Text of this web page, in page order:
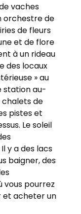
vaches
orchestre de
de fleurs
et de flore
à un rideau
des locaux
» au
station au-
chalets de
pistes et
Le soleil
y a des lacs
baigner, des
vous pourrez
et acheter un